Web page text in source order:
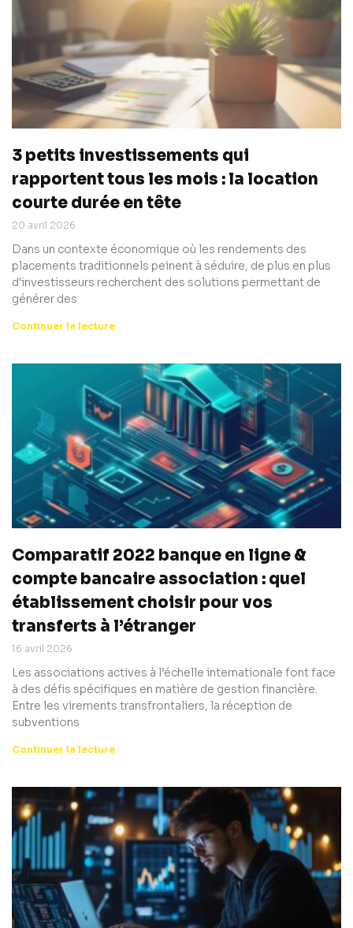
3 petits investissements qui
rapportent tous les mois : la location
courte durée en tête
20 avril 2026
Dans un contexte économique où les rendements des
placements traditionnels peinent à séduire, de plus en plus
d'investisseurs recherchent des solutions permettant de
générer des
Continuer la lecture
Comparatif 2022 banque en ligne &
compte bancaire association : quel
établissement choisir pour vos
transferts à l’étranger
16 avril 2026
Les associations actives à l’échelle internationale font face
à des défis spécifiques en matière de gestion financière.
Entre les virements transfrontaliers, la réception de
subventions
Continuer la lecture